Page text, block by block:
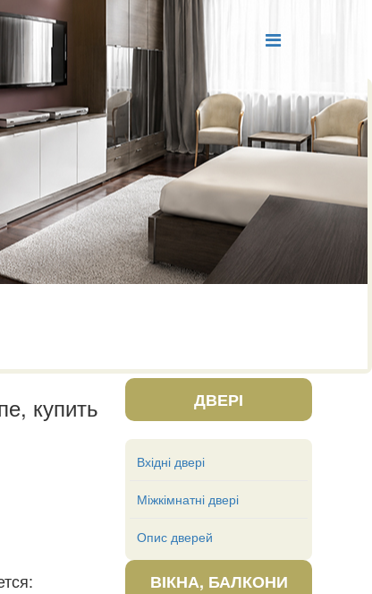
купить ДВЕРІ
Вхідні двері
Міжкімнатні двері
Опис дверей
ВІКНА, БАЛКОНИ